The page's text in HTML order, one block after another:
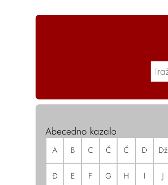
Abecedno kazalo
A B C Č Ć D Dž
Đ E F G H I J